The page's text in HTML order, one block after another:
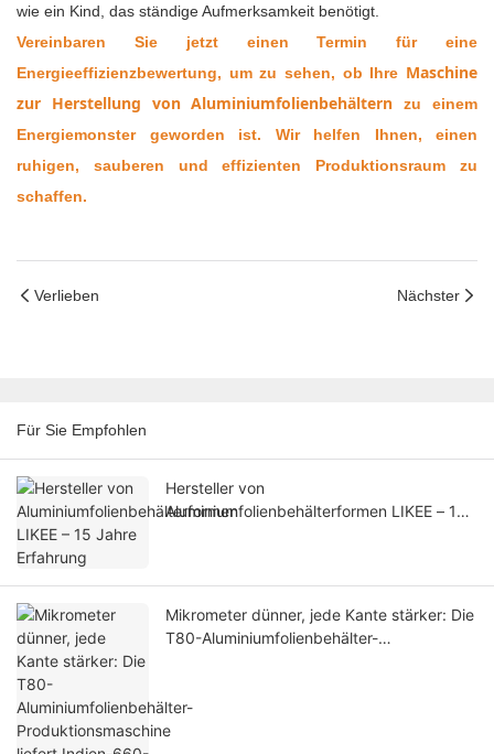
wie ein Kind, das ständige Aufmerksamkeit benötigt.
Vereinbaren Sie jetzt einen Termin für eine
Energieeffizienzbewertung, um zu sehen, ob Ihre Maschine
zur Herstellung von Aluminiumfolienbehältern
zu einem
Energiemonster geworden ist. Wir helfen Ihnen, einen
ruhigen, sauberen und effizienten Produktionsraum zu
schaffen.
Verlieben Nächster
Für Sie Empfohlen
Hersteller von
Aluminiumfolienbehälterformen LIKEE – 15
Mikrometer dünner, jede Kante stärker: Die
T80-Aluminiumfolienbehälter-